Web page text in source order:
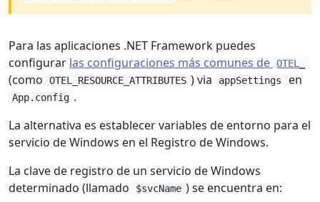
Para las aplicaciones .NET Framework puedes
configurar las configuraciones más comunes de OTEL_
(como OTEL_RESOURCE_ATTRIBUTES ) via appSettings en
App.config .
La alternativa es establecer variables de entorno para el
servicio de Windows en el Registro de Windows.
La clave de registro de un servicio de Windows
determinado (llamado
$svcName ) se encuentra en: